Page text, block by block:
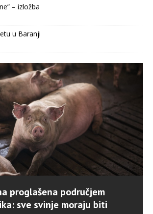
– izložba
u Baranji
proglašena područjem
sve svinje moraju biti